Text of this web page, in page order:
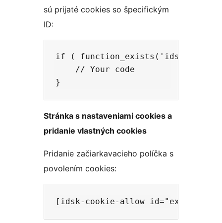
sú prijaté cookies so špecifickým
ID:
if (
    // Your code
Stránka s nastaveniami cookies a
pridanie vlastných cookies
Pridanie začiarkavacieho políčka s
povolením cookies: